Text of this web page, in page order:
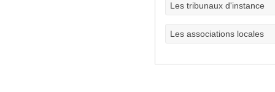
Les tribunaux d'instance
Les associations locales